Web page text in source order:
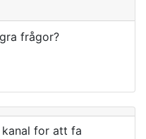
frågor?
for att fa